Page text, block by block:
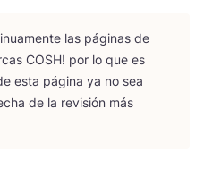
las pági­nas de
COSH! por lo que es
esta pági­na ya no sea
de la revi­sión más